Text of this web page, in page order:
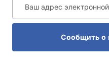
Ваш адрес
Сообщить о